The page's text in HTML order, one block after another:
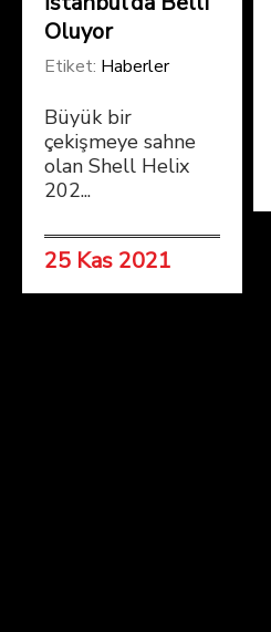
Oluyor
Etiket: Haberler
Büyük bir
çekişmeye sahne
olan Shell Helix
202...
25 Kas 2021